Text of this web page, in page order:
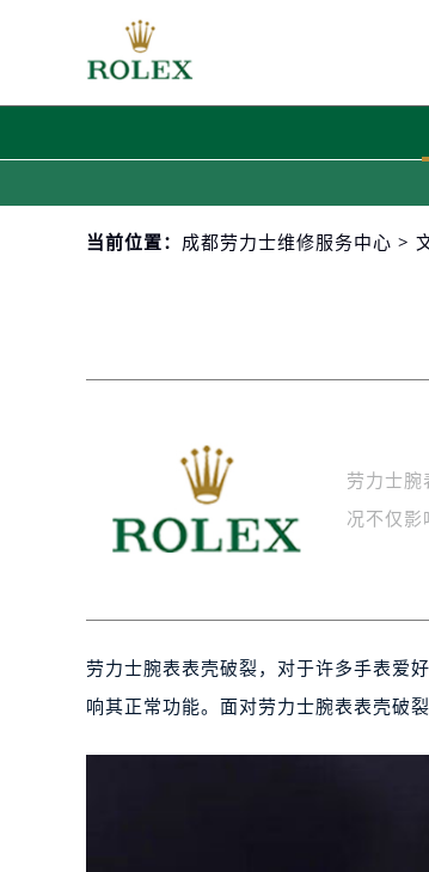
当前位置： 成都劳力士维修服务中心 >
劳力士腕
况不仅
劳力士腕表表壳破裂，对于许多手表爱
响其正常功能。面对劳力士腕表表壳破